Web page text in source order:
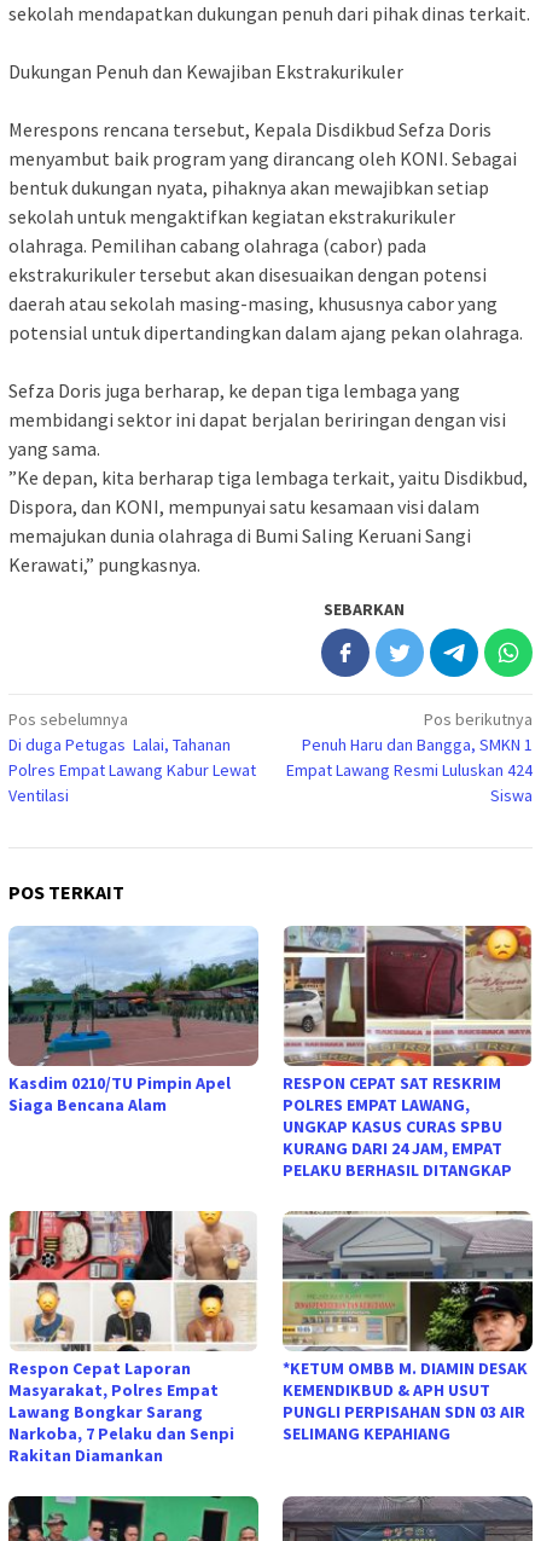
sekolah mendapatkan dukungan penuh dari pihak dinas terkait.
‎​Dukungan Penuh dan Kewajiban Ekstrakurikuler
‎Merespons rencana tersebut, Kepala Disdikbud Sefza Doris
menyambut baik program yang dirancang oleh KONI. Sebagai
bentuk dukungan nyata, pihaknya akan mewajibkan setiap
sekolah untuk mengaktifkan kegiatan ekstrakurikuler
olahraga. Pemilihan cabang olahraga (cabor) pada
ekstrakurikuler tersebut akan disesuaikan dengan potensi
daerah atau sekolah masing-masing, khususnya cabor yang
potensial untuk dipertandingkan dalam ajang pekan olahraga.
‎​Sefza Doris juga berharap, ke depan tiga lembaga yang
membidangi sektor ini dapat berjalan beriringan dengan visi
yang sama.
‎​”Ke depan, kita berharap tiga lembaga terkait, yaitu Disdikbud,
Dispora, dan KONI, mempunyai satu kesamaan visi dalam
memajukan dunia olahraga di Bumi Saling Keruani Sangi
Kerawati,” pungkasnya.
SEBARKAN
Navigasi
pos
Pos sebelumnya
​Di duga Petugas Lalai, Tahanan
Polres Empat Lawang Kabur Lewat
Ventilasi
Pos berikutnya
Penuh Haru dan Bangga, SMKN 1
Empat Lawang Resmi Luluskan 424
Siswa
POS TERKAIT
Kasdim 0210/TU Pimpin Apel
Siaga Bencana Alam
RESPON CEPAT SAT RESKRIM
POLRES EMPAT LAWANG,
UNGKAP KASUS CURAS SPBU
KURANG DARI 24 JAM, EMPAT
PELAKU BERHASIL DITANGKAP
Respon Cepat Laporan
Masyarakat, Polres Empat
Lawang Bongkar Sarang
Narkoba, 7 Pelaku dan Senpi
Rakitan Diamankan
*KETUM OMBB M. DIAMIN DESAK
KEMENDIKBUD & APH USUT
PUNGLI PERPISAHAN SDN 03 AIR
SELIMANG KEPAHIANG